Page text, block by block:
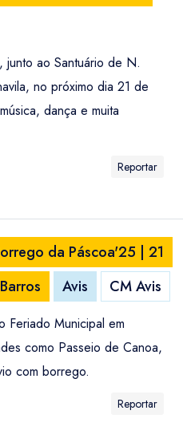
junto ao Santuário de N.
no próximo dia 21 de
dança e muita
Reportar
da Páscoa'25 | 21
Avis CM Avis
Feriado Municipal em
como Passeio de Canoa,
com borrego.
Reportar